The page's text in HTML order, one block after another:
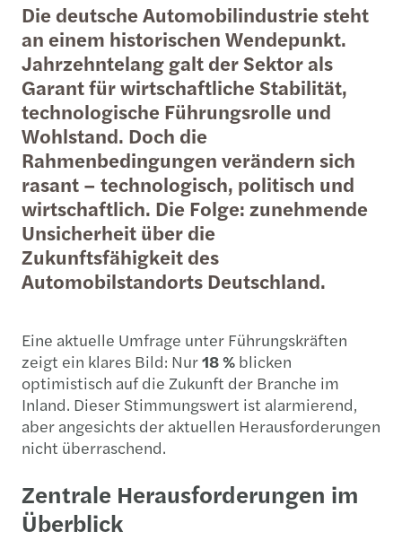
Die deutsche Automobilindustrie steht
an einem historischen Wendepunkt.
Jahrzehntelang galt der Sektor als
Garant für wirtschaftliche Stabilität,
technologische Führungsrolle und
Wohlstand. Doch die
Rahmenbedingungen verändern sich
rasant – technologisch, politisch und
wirtschaftlich. Die Folge: zunehmende
Unsicherheit über die
Zukunftsfähigkeit des
Automobilstandorts Deutschland.
Eine aktuelle Umfrage unter Führungskräften
zeigt ein klares Bild: Nur18 % blicken
optimistisch auf die Zukunft der Branche im
Inland. Dieser Stimmungswert ist alarmierend,
aber angesichts der aktuellen Herausforderungen
nicht überraschend.
Zentrale Herausforderungen im
Überblick